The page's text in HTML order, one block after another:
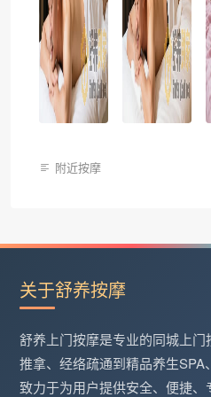
附近按摩
关于舒养按摩
舒养上门按摩是专业的同城上
推拿、经络疏通到精品养生
致力于为用户提供安全、便捷、